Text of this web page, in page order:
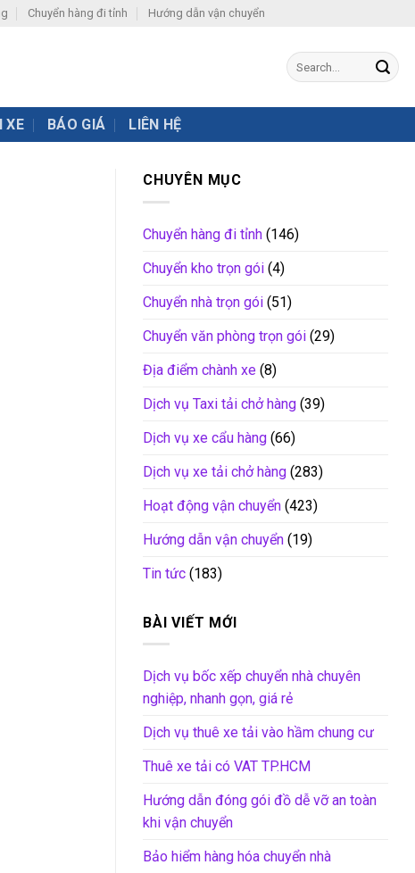
Chuyển hàng đi tỉnh Hướng dẫn vận chuyển
XE BÁO GIÁ LIÊN HỆ
CHUYÊN MỤC
Chuyển hàng đi tỉnh (146)
Chuyển kho trọn gói (4)
Chuyển nhà trọn gói (51)
Chuyển văn phòng trọn gói (29)
Địa điểm chành xe (8)
Dịch vụ Taxi tải chở hàng (39)
Dịch vụ xe cẩu hàng (66)
Dịch vụ xe tải chở hàng (283)
Hoạt động vận chuyển (423)
Hướng dẫn vận chuyển (19)
Tin tức (183)
BÀI VIẾT MỚI
Dịch vụ bốc xếp chuyển nhà chuyên
nghiệp, nhanh gọn, giá rẻ
Dịch vụ thuê xe tải vào hầm chung cư
Thuê xe tải có VAT TP.HCM
Hướng dẫn đóng gói đồ dễ vỡ an toàn
khi vận chuyển
Bảo hiểm hàng hóa chuyển nhà